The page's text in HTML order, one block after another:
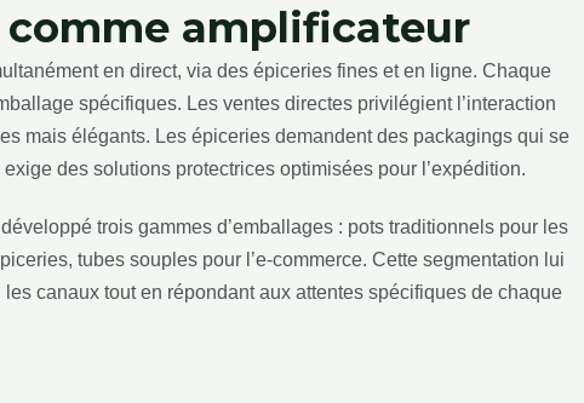
amplificateur
en direct, via des épiceries fines et en ligne. Chaque
spécifiques. Les ventes directes privilégient l’interaction
mais élégants. Les épiceries demandent des packagings qui se
des solutions protectrices optimisées pour l’expédition.
trois gammes d’emballages : pots traditionnels pour les
tubes souples pour l’e-commerce. Cette segmentation lui
les canaux tout en répondant aux attentes spécifiques de chaque